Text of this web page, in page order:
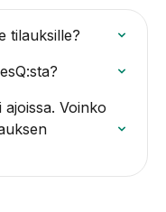
tilauksille?
Voinko